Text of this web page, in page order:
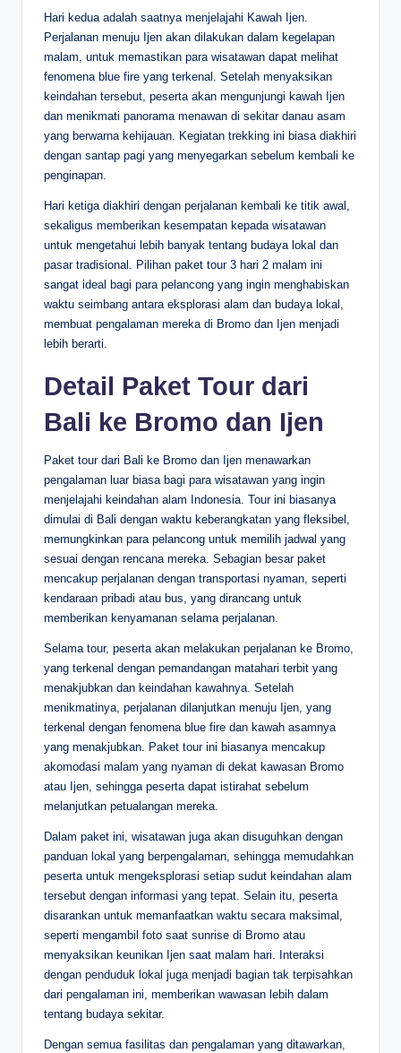
Hari kedua adalah saatnya menjelajahi Kawah Ijen.
Perjalanan menuju Ijen akan dilakukan dalam kegelapan
malam, untuk memastikan para wisatawan dapat melihat
fenomena blue fire yang terkenal. Setelah menyaksikan
keindahan tersebut, peserta akan mengunjungi kawah Ijen
dan menikmati panorama menawan di sekitar danau asam
yang berwarna kehijauan. Kegiatan trekking ini biasa diakhiri
dengan santap pagi yang menyegarkan sebelum kembali ke
penginapan.
Hari ketiga diakhiri dengan perjalanan kembali ke titik awal,
sekaligus memberikan kesempatan kepada wisatawan
untuk mengetahui lebih banyak tentang budaya lokal dan
pasar tradisional. Pilihan paket tour 3 hari 2 malam ini
sangat ideal bagi para pelancong yang ingin menghabiskan
waktu seimbang antara eksplorasi alam dan budaya lokal,
membuat pengalaman mereka di Bromo dan Ijen menjadi
lebih berarti.
Detail Paket Tour dari
Bali ke Bromo dan Ijen
Paket tour dari Bali ke Bromo dan Ijen menawarkan
pengalaman luar biasa bagi para wisatawan yang ingin
menjelajahi keindahan alam Indonesia. Tour ini biasanya
dimulai di Bali dengan waktu keberangkatan yang fleksibel,
memungkinkan para pelancong untuk memilih jadwal yang
sesuai dengan rencana mereka. Sebagian besar paket
mencakup perjalanan dengan transportasi nyaman, seperti
kendaraan pribadi atau bus, yang dirancang untuk
memberikan kenyamanan selama perjalanan.
Selama tour, peserta akan melakukan perjalanan ke Bromo,
yang terkenal dengan pemandangan matahari terbit yang
menakjubkan dan keindahan kawahnya. Setelah
menikmatinya, perjalanan dilanjutkan menuju Ijen, yang
terkenal dengan fenomena blue fire dan kawah asamnya
yang menakjubkan. Paket tour ini biasanya mencakup
akomodasi malam yang nyaman di dekat kawasan Bromo
atau Ijen, sehingga peserta dapat istirahat sebelum
melanjutkan petualangan mereka.
Dalam paket ini, wisatawan juga akan disuguhkan dengan
panduan lokal yang berpengalaman, sehingga memudahkan
peserta untuk mengeksplorasi setiap sudut keindahan alam
tersebut dengan informasi yang tepat. Selain itu, peserta
disarankan untuk memanfaatkan waktu secara maksimal,
seperti mengambil foto saat sunrise di Bromo atau
menyaksikan keunikan Ijen saat malam hari. Interaksi
dengan penduduk lokal juga menjadi bagian tak terpisahkan
dari pengalaman ini, memberikan wawasan lebih dalam
tentang budaya sekitar.
Dengan semua fasilitas dan pengalaman yang ditawarkan,